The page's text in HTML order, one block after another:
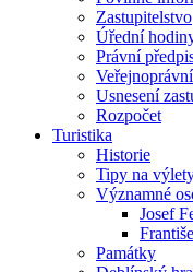
Zastupitelstvo
Úřední
Právní
Usnesení
Rozpočet
Turistika
Historie
Tipy na
Významné
Josef
Památky